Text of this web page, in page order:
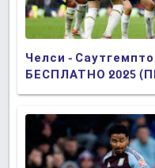
Челси -
БЕСПЛАТНО 2025